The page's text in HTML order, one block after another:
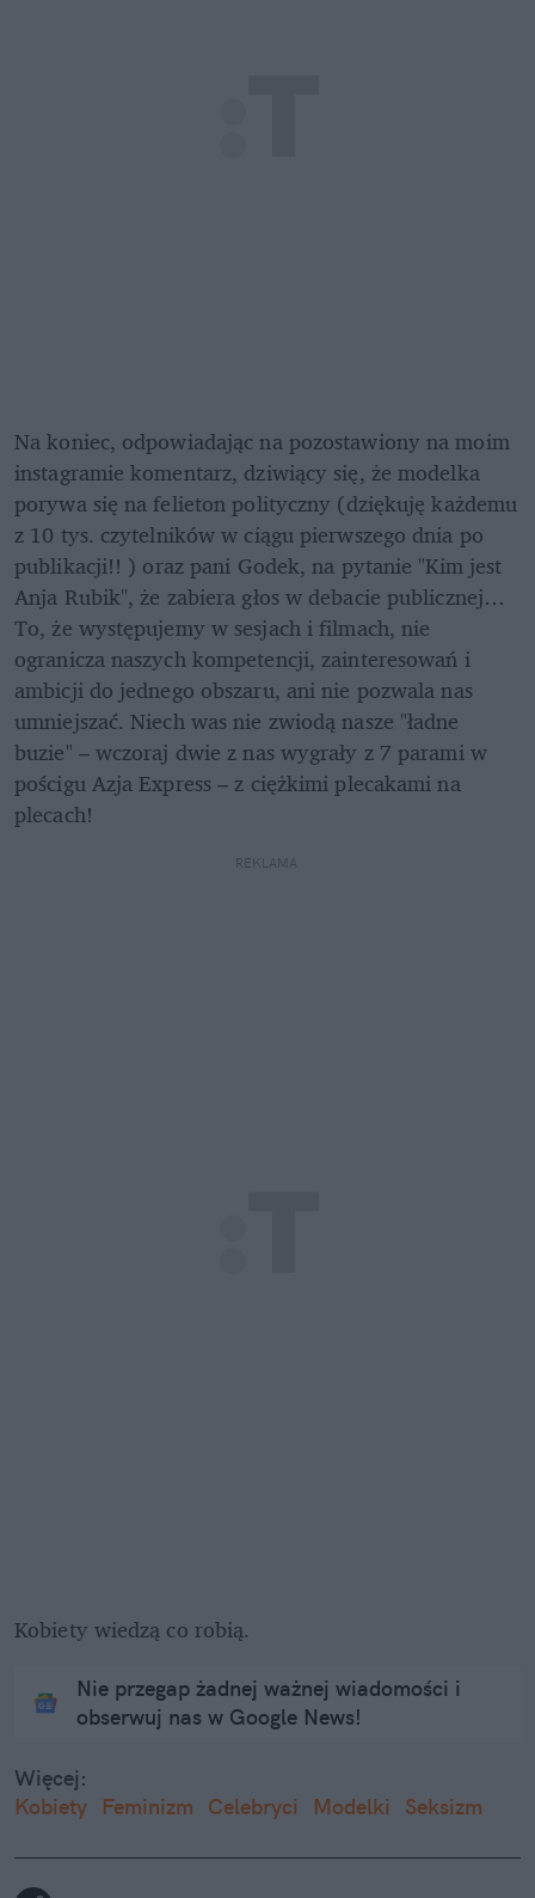
Na koniec, odpowiadając na pozostawiony na moim
instagramie komentarz, dziwiący się, że modelka
porywa się na felieton polityczny (dziękuję każdemu
z 10 tys. czytelników w ciągu pierwszego dnia po
publikacji!! ) oraz pani Godek, na pytanie "Kim jest
Anja Rubik", że zabiera głos w debacie publicznej…
To, że występujemy w sesjach i filmach, nie
ogranicza naszych kompetencji, zainteresowań i
ambicji do jednego obszaru, ani nie pozwala nas
umniejszać. Niech was nie zwiodą nasze "ładne
buzie" – wczoraj dwie z nas wygrały z 7 parami w
pościgu Azja Express – z ciężkimi plecakami na
plecach!
REKLAMA
Kobiety wiedzą co robią.
Nie przegap żadnej ważnej wiadomości i
obserwuj nas w Google News!
Więcej:
Kobiety
Feminizm Celebryci Modelki Seksizm